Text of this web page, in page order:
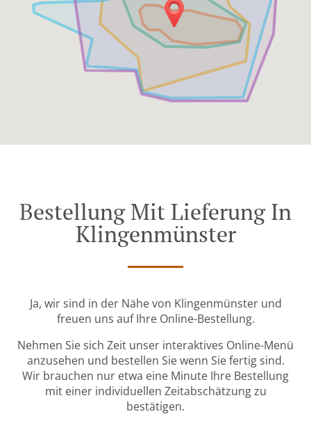
Bestellung Mit Lieferung In
Klingenmünster
Ja, wir sind in der Nähe von Klingenmünster und
freuen uns auf Ihre Online-Bestellung.
Nehmen Sie sich Zeit unser interaktives Online-Menü
anzusehen und bestellen Sie wenn Sie fertig sind.
Wir brauchen nur etwa eine Minute Ihre Bestellung
mit einer individuellen Zeitabschätzung zu
bestätigen.